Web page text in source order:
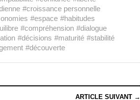
#croissance personnelle
#espace #habitudes
#compréhension #dialogue
#décisions #maturité #stabilité
#découverte
ARTICLE SUIVANT →